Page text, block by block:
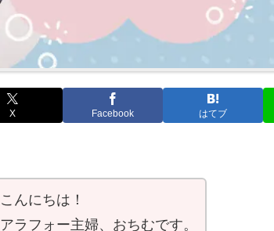
X Facebook はてブ
こんにちは！
アラフォー主婦、おちむです。